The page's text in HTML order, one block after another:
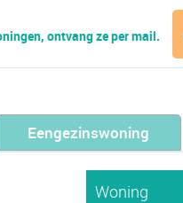
ontvang ze per mail.
Eengezinswoning
Woning